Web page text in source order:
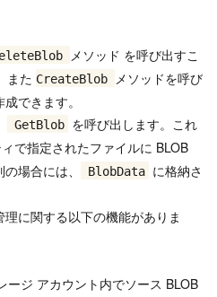
メソッド を呼び出すこ
また CreateBlob
メソッドを呼び
できます。
GetBlob を呼び出します。これ
で指定されたファイルに BLOB
場合には、
BlobData に格納さ
に関する以下の機能がありま
ージ アカウント内でソース BLOB